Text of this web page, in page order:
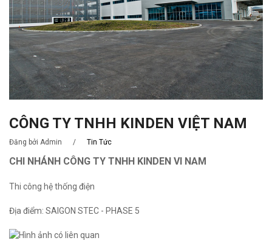
CÔNG TY TNHH KINDEN VIỆT NAM
Đăng bởi Admin / Tin Tức
CHI NHÁNH CÔNG TY TNHH KINDEN VI NAM
Thi công hệ thống điện
Địa điểm: SAIGON STEC - PHASE 5